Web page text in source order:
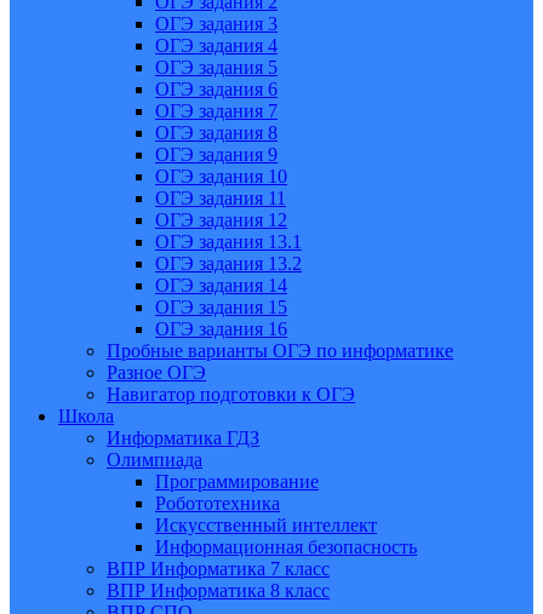
ОГЭ задания 3
ОГЭ задания 4
ОГЭ задания 5
ОГЭ задания 6
ОГЭ задания 7
ОГЭ задания 8
ОГЭ задания 9
ОГЭ задания 10
ОГЭ задания 11
ОГЭ задания 12
ОГЭ задания 13.1
ОГЭ задания 13.2
ОГЭ задания 14
ОГЭ задания 15
ОГЭ задания 16
Пробные варианты ОГЭ по информатике
Разное ОГЭ
Навигатор подготовки к ОГЭ
Школа
Информатика ГДЗ
Олимпиада
Программирование
Робототехника
Искусственный интеллект
Информационная безопасность
ВПР Информатика 7 класс
ВПР Информатика 8 класс